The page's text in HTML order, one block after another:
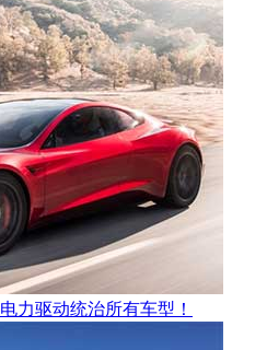
力驱动统治所有车型！